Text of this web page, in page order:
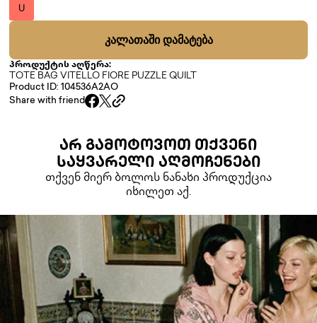
U
ᲙᲐᲚᲐᲗᲐᲨᲘ ᲓᲐᲛᲐᲢᲔᲑᲐ
პროდუქტის აღწერა:
TOTE BAG VITELLO FIORE PUZZLE QUILT
Product ID: 104536A2AO
Share with friend
ᲐᲠ ᲒᲐᲛᲝᲢᲝᲕᲝᲗ ᲗᲥᲕᲔᲜᲘ
ᲡᲐᲧᲕᲐᲠᲔᲚᲘ ᲐᲦᲛᲝᲩᲔᲜᲔᲑᲘ
თქვენ მიერ ბოლოს ნანახი პროდუქცია
იხილეთ აქ.